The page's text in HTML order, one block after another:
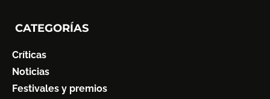
CATEGORÍAS
Críticas
Noticias
Festivales y premios